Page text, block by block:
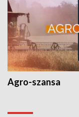
Agro-szansa